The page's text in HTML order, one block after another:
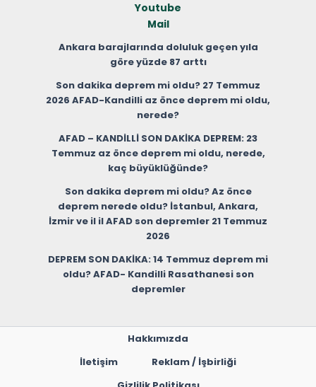
Youtube
Mail
Ankara barajlarında doluluk geçen yıla
göre yüzde 87 arttı
Son dakika deprem mi oldu? 27 Temmuz
2026 AFAD-Kandilli az önce deprem mi oldu,
nerede?
AFAD – KANDİLLİ SON DAKİKA DEPREM: 23
Temmuz az önce deprem mi oldu, nerede,
kaç büyüklüğünde?
Son dakika deprem mi oldu? Az önce
deprem nerede oldu? İstanbul, Ankara,
İzmir ve il il AFAD son depremler 21 Temmuz
2026
DEPREM SON DAKİKA: 14 Temmuz deprem mi
oldu? AFAD- Kandilli Rasathanesi son
depremler
Hakkımızda
İletişim
Reklam / İşbirliği